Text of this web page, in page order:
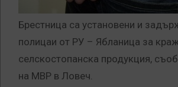
Брестница са установени и
полицаи от РУ – Ябланица за
селскостопанска продукция,
на МВР в Ловеч.